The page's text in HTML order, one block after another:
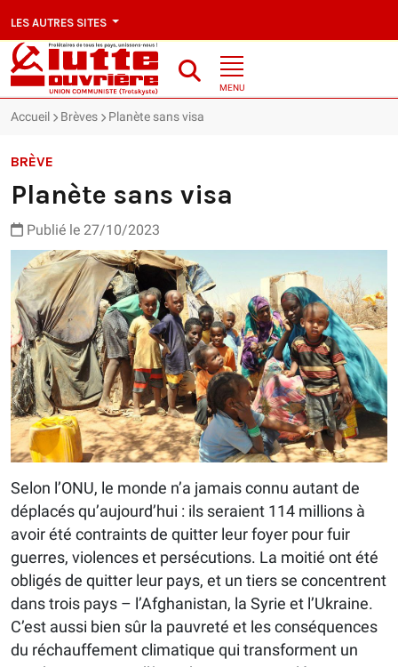
LES AUTRES SITES
MENU
Accueil Brèves Planète sans visa
BRÈVE
Planète sans visa
Publié le 27/10/2023
Selon l’ONU, le monde n’a jamais connu autant de
déplacés qu’aujourd’hui : ils seraient 114 millions à
avoir été contraints de quitter leur foyer pour fuir
guerres, violences et persécutions. La moitié ont été
obligés de quitter leur pays, et un tiers se concentrent
dans trois pays – l’Afghanistan, la Syrie et l’Ukraine.
C’est aussi bien sûr la pauvreté et les conséquences
du réchauffement climatique qui transforment un